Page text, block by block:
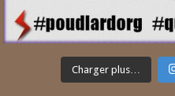
Charger plus…